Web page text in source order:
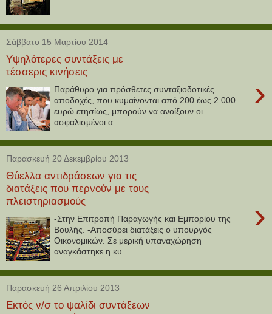
Σάββατο 15 Μαρτίου 2014
Υψηλότερες συντάξεις με
τέσσερις κινήσεις
›
Παράθυρο για πρόσθετες συνταξιοδοτικές
αποδοχές, που κυμαίνονται από 200 έως 2.000
ευρώ ετησίως, μπορούν να ανοίξουν οι
ασφαλισμένοι α...
Παρασκευή 20 Δεκεμβρίου 2013
Θύελλα αντιδράσεων για τις
διατάξεις που περνούν με τους
πλειστηριασμούς
›
-Στην Επιτροπή Παραγωγής και Εμπορίου της
Βουλής. -Αποσύρει διατάξεις ο υπουργός
Οικονομικών. Σε μερική υπαναχώρηση
αναγκάστηκε η κυ...
Παρασκευή 26 Απριλίου 2013
Εκτός ν/σ το ψαλίδι συντάξεων